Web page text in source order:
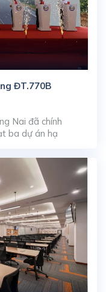
ĐT.770B
Nai đã chính
ba dự án hạ
đường ĐT.770B
ĐT.770B
khẩu […]